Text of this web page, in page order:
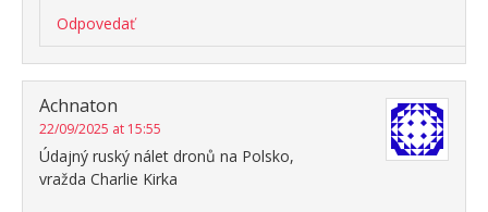
Odpovedať
Achnaton
22/09/2025 at 15:55
Údajný ruský nálet dronů na Polsko,
vražda Charlie Kirka